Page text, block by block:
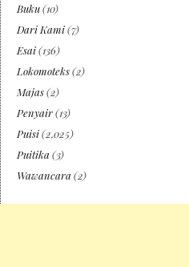
Buku(10)
Dari Kami(7)
Esai(136)
Lokomoteks(2)
Majas(2)
Penyair(13)
Puisi(2,025)
Puitika (3)
Wawancara (2)